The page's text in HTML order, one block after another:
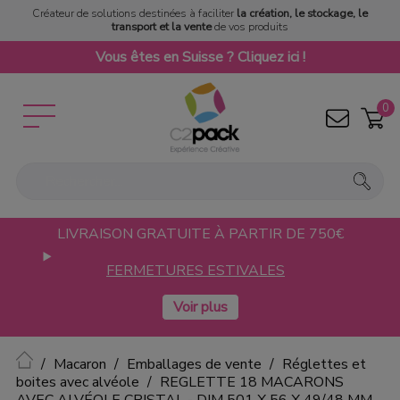
Créateur de solutions destinées à faciliter la création, le stockage, le
transport et la ventede vos produits
Vous êtes en Suisse ? Cliquez ici !
0
LIVRAISON GRATUITE À PARTIR DE 750€
FERMETURES ESTIVALES
Accueil
Macaron Emballages de vente
Réglettes et
boites avec alvéole
REGLETTE 18 MACARONS